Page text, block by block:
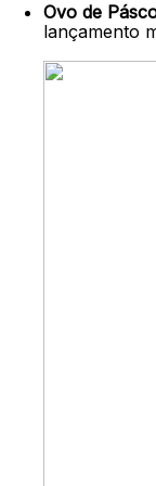
Ovo de
lançamento